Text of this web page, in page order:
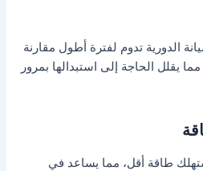
الدورية تدوم لفترة أطول مقارنة
مما يقلل الحاجة إلى استبدالها بمرور
طاقة أقل، مما يساعد في